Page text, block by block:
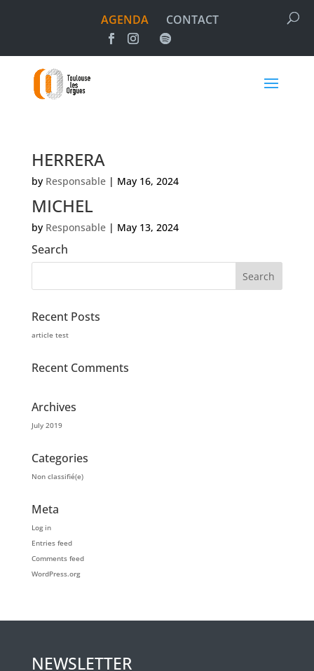
AGENDA CONTACT
HERRERA
by Responsable| May 16, 2024
MICHEL
by Responsable| May 13, 2024
Search
Recent Posts
article test
Recent Comments
Archives
July 2019
Categories
Non classifié(e)
Meta
Log in
Entries feed
Comments feed
WordPress.org
NEWSLETTER